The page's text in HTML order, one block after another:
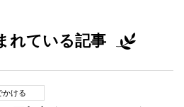
れている記事
かける